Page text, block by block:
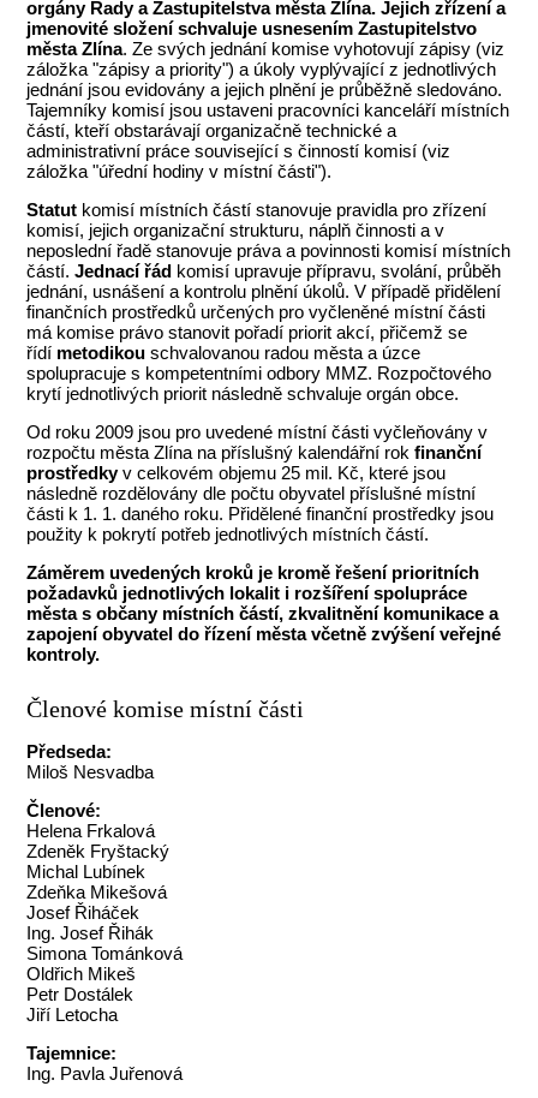
orgány Rady a Zastupitelstva města Zlína. Jejich zřízení a
jmenovité složení schvaluje usnesením Zastupitelstvo
města Zlína. Ze svých jednání komise vyhotovují zápisy (viz
záložka "zápisy a priority") a úkoly vyplývající z jednotlivých
jednání jsou evidovány a jejich plnění je průběžně sledováno.
Tajemníky komisí jsou ustaveni pracovníci kanceláří místních
částí, kteří obstarávají organizačně technické a
administrativní práce související s činností komisí (viz
záložka "úřední hodiny v místní části").
Statut komisí místních částí stanovuje pravidla pro zřízení
komisí, jejich organizační strukturu, náplň činnosti a v
neposlední řadě stanovuje práva a povinnosti komisí místních
částí.Jednací řád komisí upravuje přípravu, svolání, průběh
jednání, usnášení a kontrolu plnění úkolů. V případě přidělení
finančních prostředků určených pro vyčleněné místní části
má komise právo stanovit pořadí priorit akcí, přičemž se
řídí metodikou schvalovanou radou města a úzce
spolupracuje s kompetentními odbory MMZ. Rozpočtového
krytí jednotlivých priorit následně schvaluje orgán obce.
Od roku 2009 jsou pro uvedené místní části vyčleňovány v
rozpočtu města Zlína na příslušný kalendářní rokfinanční
prostředkyv celkovém objemu 25 mil. Kč, které jsou
následně rozdělovány dle počtu obyvatel příslušné místní
části k 1. 1. daného roku. Přidělené finanční prostředky jsou
použity k pokrytí potřeb jednotlivých místních částí.
Záměrem uvedených kroků je kromě řešení prioritních
požadavků jednotlivých lokalit i rozšíření spolupráce
města s občany místních částí, zkvalitnění komunikace a
zapojení obyvatel do řízení města včetně zvýšení veřejné
kontroly.
Členové komise místní části
Předseda:
Miloš Nesvadba
Členové:
Helena Frkalová
Zdeněk Fryštacký
Michal Lubínek
Zdeňka Mikešová
Josef Řiháček
Ing. Josef Řihák
Simona Tománková
Oldřich Mikeš
Petr Dostálek
Jiří Letocha
Tajemnice:
Ing. Pavla Juřenová